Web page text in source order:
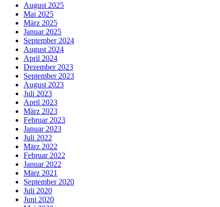
August 2025
Mai 2025
März 2025
Januar 2025
September 2024
August 2024
April 2024
Dezember 2023
September 2023
August 2023
Juli 2023
April 2023
März 2023
Februar 2023
Januar 2023
Juli 2022
März 2022
Februar 2022
Januar 2022
März 2021
September 2020
Juli 2020
Juni 2020